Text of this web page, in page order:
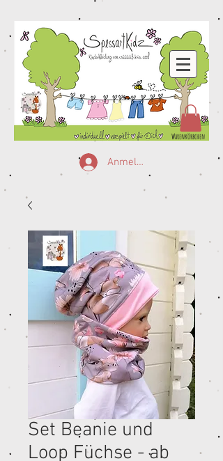
Warenkörbchen
Anmelden
Set Beanie und
Loop Füchse - ab